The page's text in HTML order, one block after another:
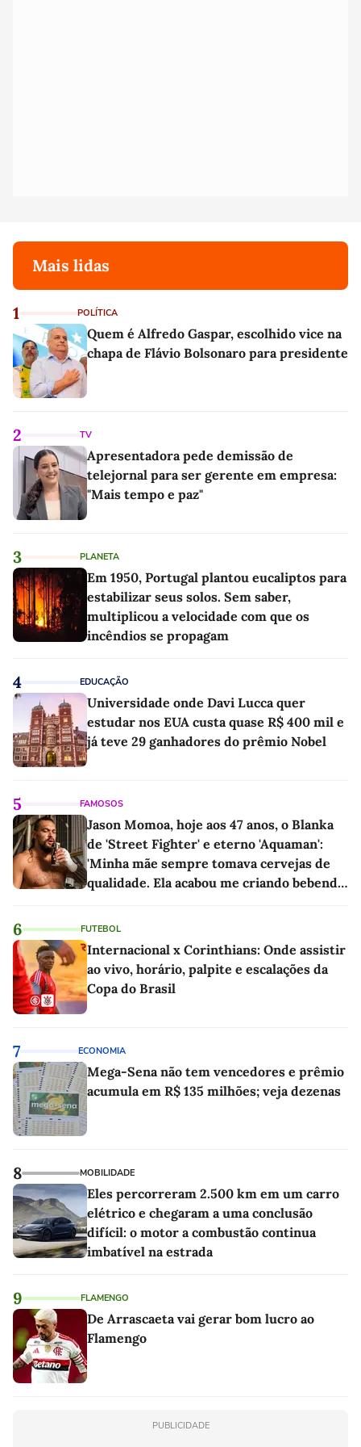
Mais lidas
1 POLÍTICA
Quem é Alfredo Gaspar, escolhido vice na
chapa de Flávio Bolsonaro para presidente
2 TV
Apresentadora pede demissão de
telejornal para ser gerente em empresa:
"Mais tempo e paz"
3 PLANETA
Em 1950, Portugal plantou eucaliptos para
estabilizar seus solos. Sem saber,
multiplicou a velocidade com que os
incêndios se propagam
4 EDUCAÇÃO
Universidade onde Davi Lucca quer
estudar nos EUA custa quase R$ 400 mil e
já teve 29 ganhadores do prêmio Nobel
5 FAMOSOS
Jason Momoa, hoje aos 47 anos, o Blanka
de 'Street Fighter' e eterno 'Aquaman':
'Minha mãe sempre tomava cervejas de
qualidade. Ela acabou me criando bebendo
6 FUTEBOL
Internacional x Corinthians: Onde assistir
ao vivo, horário, palpite e escalações da
Copa do Brasil
7 ECONOMIA
Mega-Sena não tem vencedores e prêmio
acumula em R$ 135 milhões; veja dezenas
8 MOBILIDADE
Eles percorreram 2.500 km em um carro
elétrico e chegaram a uma conclusão
difícil: o motor a combustão continua
imbatível na estrada
9 FLAMENGO
De Arrascaeta vai gerar bom lucro ao
Flamengo
PUBLICIDADE